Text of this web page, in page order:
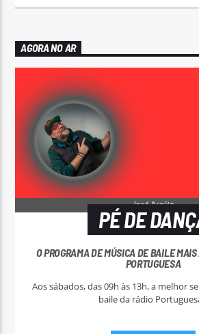
AGORA NO AR
PÉ DE
O PROGRAMA DE MÚSICA DE BAILE
PORTUGUESA
Aos sábados, das 09h às 13h, a melhor